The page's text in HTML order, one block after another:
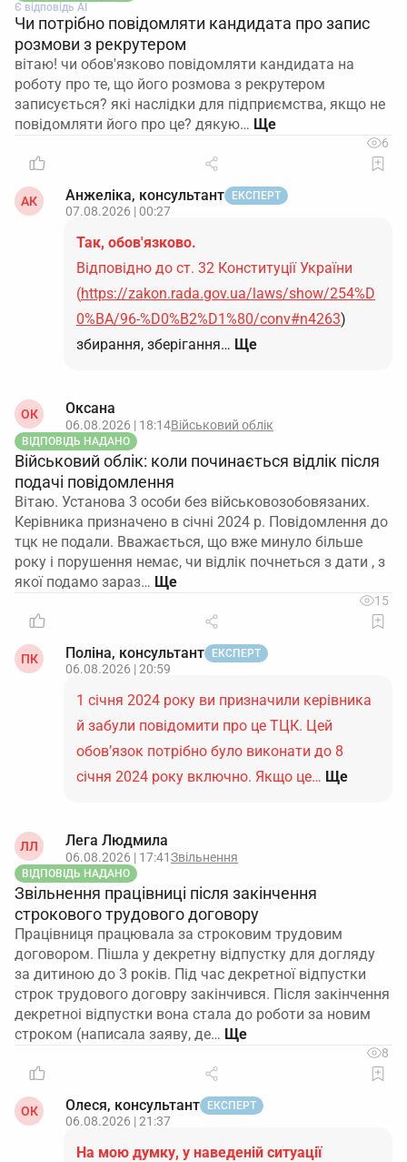
Є відповідь АІ
Чи потрібно повідомляти кандидата про запис
розмови з рекрутером
вітаю! чи обов'язково повідомляти кандидата на
роботу про те, що його розмова з рекрутером
записується? які наслідки для підприємства, якщо не
повідомляти його про це? дякую…
6
АК Анжеліка, консультант ЕКСПЕРТ
07.08.2026 | 00:27
Так, обов'язково.
Відповідно до ст. 32 Конституції України
(https://zakon.rada.gov.ua/laws/show/254%D
0%BA/96-%D0%B2%D1%80/conv#n4263)
збирання, зберігання… Ще
ОК Оксана
06.08.2026 | 18:14Військовий облік
ВІДПОВІДЬ НАДАНО
Військовий облік: коли починається відлік після
подачі повідомлення
Вітаю. Установа 3 особи без військовозобовязаних.
Керівника призначено в січні 2024 р. Повідомлення до
тцк не подали. Вважається, що вже минуло більше
року і порушення немає, чи відлік почнеться з дати , з
якої подамо зараз…
15
ПК Поліна, консультант ЕКСПЕРТ
06.08.2026 | 20:59
1 січня 2024 року ви призначили керівника
й забули повідомити про це ТЦК. Цей
обов’язок потрібно було виконати до 8
січня 2024 року включно. Якщо це… Ще
ЛЛ Лега Людмила
06.08.2026 | 17:41Звільнення
ВІДПОВІДЬ НАДАНО
Звільнення працівниці після закінчення
строкового трудового договору
Працівниця працювала за строковим трудовим
договором. Пішла у декретну відпустку для догляду
за дитиною до 3 років. Під час декретної відпустки
строк трудового договру закінчився. Після закінчення
декретноі відпустки вона стала до роботи за новим
строком (написала заяву, де…
8
ОК Олеся, консультант ЕКСПЕРТ
06.08.2026 | 21:37
На мою думку, у наведеній ситуації